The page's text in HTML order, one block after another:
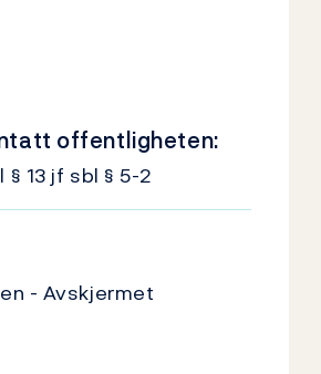
offentligheten:
§ 13 jf sbl § 5-2
- Avskjermet